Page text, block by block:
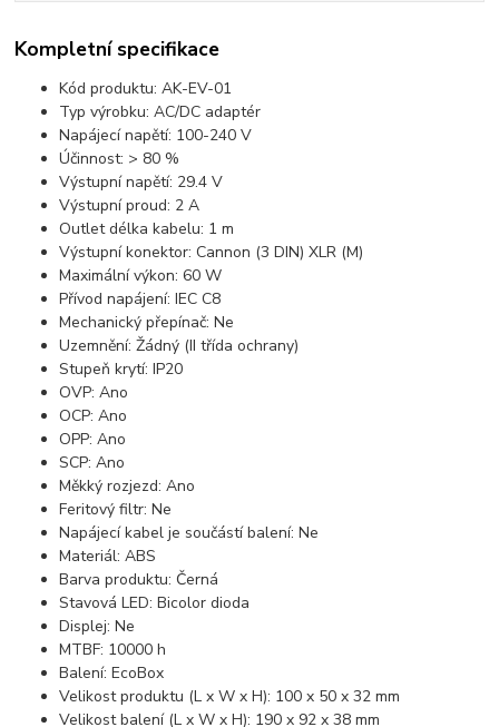
Kompletní specifikace
Kód produktu: AK-EV-01
Typ výrobku: AC/DC adaptér
Napájecí napětí: 100-240 V
Účinnost: > 80 %
Výstupní napětí: 29.4 V
Výstupní proud: 2 A
Outlet délka kabelu: 1 m
Výstupní konektor: Cannon (3 DIN) XLR (M)
Maximální výkon: 60 W
Přívod napájení: IEC C8
Mechanický přepínač: Ne
Uzemnění: Žádný (II třída ochrany)
Stupeň krytí: IP20
OVP: Ano
OCP: Ano
OPP: Ano
SCP: Ano
Měkký rozjezd: Ano
Feritový filtr: Ne
Napájecí kabel je součástí balení: Ne
Materiál: ABS
Barva produktu: Černá
Stavová LED: Bicolor dioda
Displej: Ne
MTBF: 10000 h
Balení: EcoBox
Velikost produktu (L x W x H): 100 x 50 x 32 mm
Velikost balení (L x W x H): 190 x 92 x 38 mm